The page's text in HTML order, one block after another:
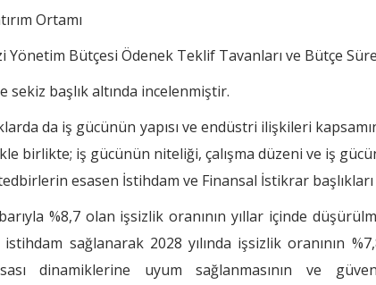
Ortamı
Yönetim Bütçesi Ödenek Teklif Tavanları ve Bütçe
sekiz başlık altında incelenmiştir.
da iş gücünün yapısı ve endüstri ilişkileri
birlikte; iş gücünün niteliği, çalışma düzeni ve iş
esasen İstihdam ve Finansal İstikrar
%8,7 olan işsizlik oranının yıllar içinde
sağlanarak 2028 yılında işsizlik oranının
dinamiklerine uyum sağlanmasının ve